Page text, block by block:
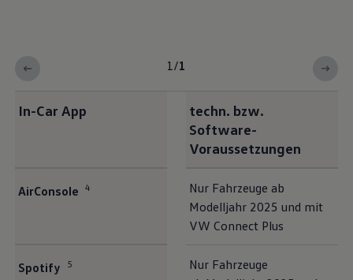
1 /1
In-Car App
techn. bzw.
Software-
Voraussetzungen
AirConsole 4
Nur Fahrzeuge ab
Modelljahr 2025 und mit
VW Connect Plus
Spotify 5
Nur Fahrzeuge